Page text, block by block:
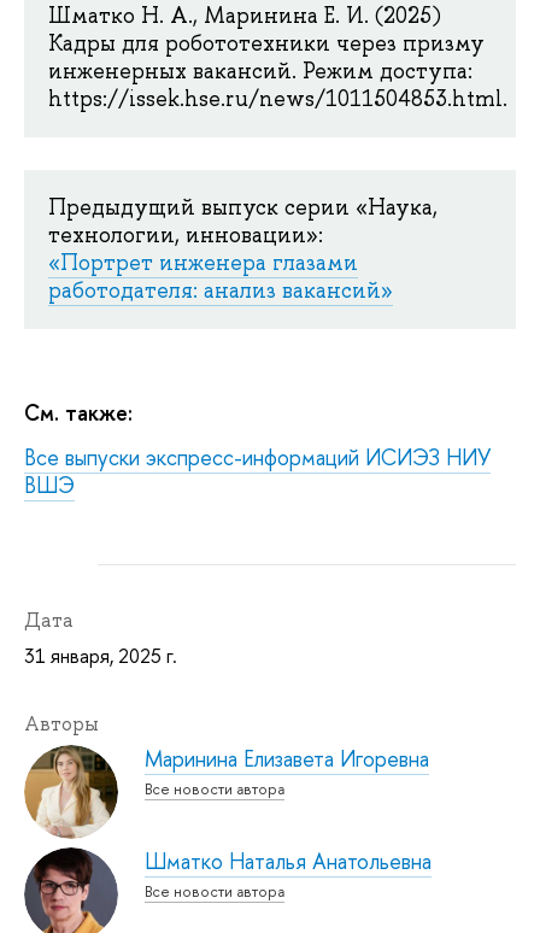
Шматко Н. А., Маринина Е. И. (2025)
Кадры для робототехники через призму
инженерных вакансий. Режим доступа:
https://issek.hse.ru/news/1011504853.html.
Предыдущий выпуск серии «Наука,
технологии, инновации»:
«Портрет инженера глазами
работодателя: анализ вакансий»
См. также:
Все выпуски экспресс-информаций ИСИЭЗ НИУ
ВШЭ
Дата
31 января, 2025 г.
Авторы
Маринина Елизавета Игоревна
Все новости автора
Шматко Наталья Анатольевна
Все новости автора